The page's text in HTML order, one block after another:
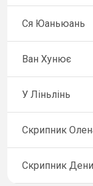
Ся Юаньюань
Ван Хунює
У Ліньлінь
Скрипник
Скрипник